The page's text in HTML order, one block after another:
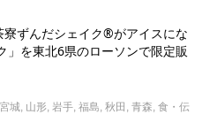
ずんだシェイク®がアイスにな
」を東北6県のローソンで限定販
宮城, 山形, 岩手, 福島, 秋田 , 青森, 食・伝